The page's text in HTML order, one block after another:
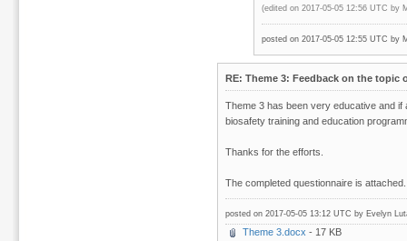
(edited on 2017-05-05 12:56 UTC by
posted on 2017-05-05 12:55 UTC by
RE: Theme 3: Feedback on the
Theme 3 has been very educative and if
biosafety training and education
Thanks for the efforts.
The completed questionnaire is attached.
posted on 2017-05-05 13:12 UTC by Evelyn
Theme 3.docx - 17 KB